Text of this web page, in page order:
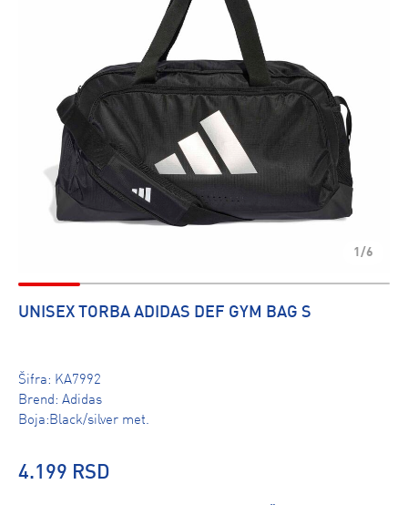
1/6
UNISEX TORBA ADIDAS DEF GYM BAG S
Šifra: KA7992
Brend: Adidas
Boja:Black/silver met.
4.199 RSD